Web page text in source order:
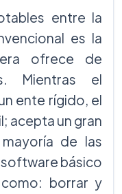
entre la
es la
ofrece de
Mientras el
ente rígido, el
acepta un gran
de las
básico
borrar y